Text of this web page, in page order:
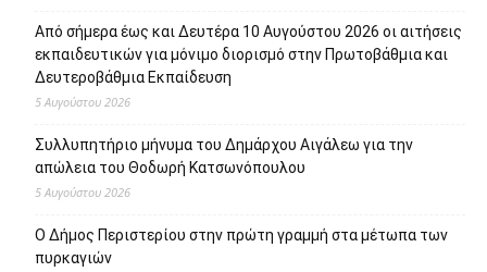
Από σήμερα έως και Δευτέρα 10 Αυγούστου 2026 οι αιτήσεις
εκπαιδευτικών για μόνιμο διορισμό στην Πρωτοβάθμια και
Δευτεροβάθμια Εκπαίδευση
5 Αυγούστου 2026
Συλλυπητήριο μήνυμα του Δημάρχου Αιγάλεω για την
απώλεια του Θοδωρή Κατσωνόπουλου
5 Αυγούστου 2026
Ο Δήμος Περιστερίου στην πρώτη γραμμή στα μέτωπα των
πυρκαγιών